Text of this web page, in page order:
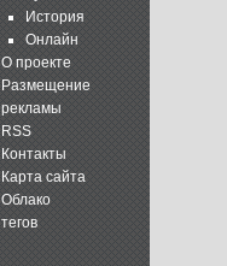
История
Онлайн
О проекте
Размещение
рекламы
RSS
Контакты
Карта сайта
Облако
тегов